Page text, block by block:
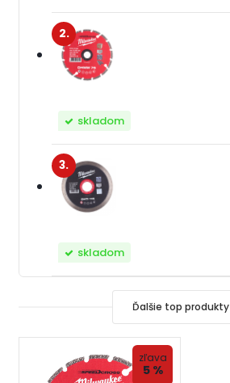
2.
skladom
3.
skladom
Ďalšie top produkty
zľava
5 %